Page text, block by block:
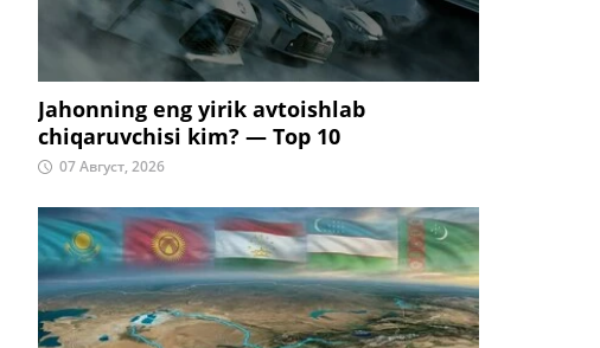
Jahonning eng yirik avtoishlab
chiqaruvchisi kim? — Top 10
07 Август, 2026